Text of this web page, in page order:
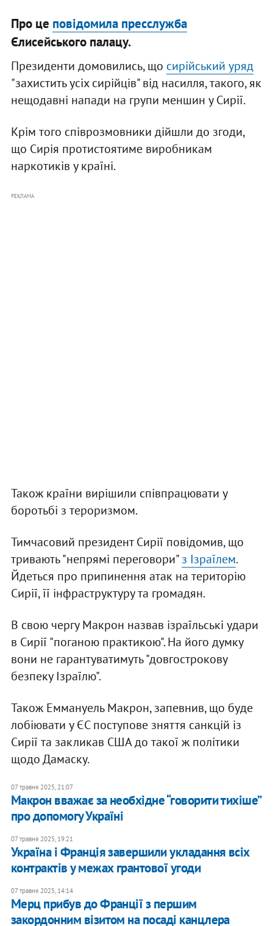
Про це повідомила пресслужба
Єлисейського палацу.
Президенти домовились, що сирійський уряд
"захистить усіх сирійців" від насилля, такого, як
нещодавні напади на групи меншин у Сирії.
Крім того співрозмовники дійшли до згоди,
що Сирія протистоятиме виробникам
наркотиків у країні.
РЕКЛАМА
Також країни вирішили співпрацювати у
боротьбі з тероризмом.
Тимчасовий президент Сирії повідомив, що
тривають "непрямі переговори"з Ізраїлем.
Йдеться про припинення атак на територію
Сирії, її інфраструктуру та громадян.
В свою чергу Макрон назвав ізраїльські удари
в Сирії "поганою практикою". На його думку
вони не гарантуватимуть "довгострокову
безпеку Ізраїлю".
Також Еммануель Макрон, запевнив, що буде
лобіювати у ЄС поступове зняття санкцій із
Сирії та закликав США до такої ж політики
щодо Дамаску.
07 травня 2025, 21:07
Макрон вважає за необхідне “говорити тихіше”
про допомогу Україні
07 травня 2025, 19:21
Україна і Франція завершили укладання всіх
контрактів у межах грантової угоди
07 травня 2025, 14:14
Мерц прибув до Франції з першим
закордонним візитом на посаді канцлера